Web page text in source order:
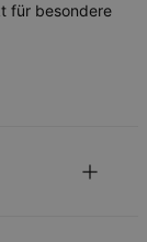
für besondere